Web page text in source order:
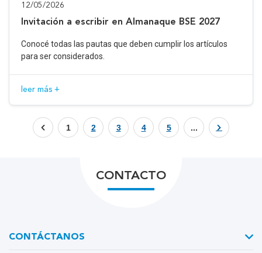
12/05/2026
Invitación a escribir en Almanaque BSE 2027
Conocé todas las pautas que deben cumplir los artículos
para ser considerados.
leer más +
1 2 3 4 5 ...
CONTACTO
CONTÁCTANOS